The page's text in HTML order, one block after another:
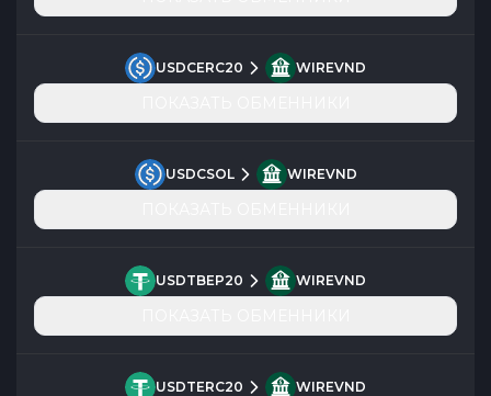
USDCERC20 WIREVND
USDCSOL WIREVND
USDTBEP20 WIREVND
USDTERC20 WIREVND